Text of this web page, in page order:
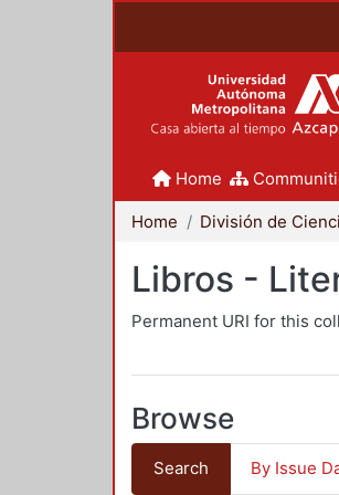
Home
Home
Libros -
Permanent URI for this
Browse
Search By Issue